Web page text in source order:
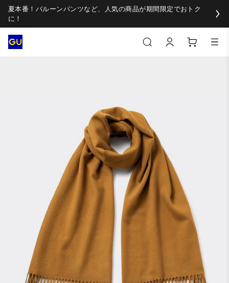
夏本番！バルーンパンツなど、人気の商品が期間限定でおトク
に！